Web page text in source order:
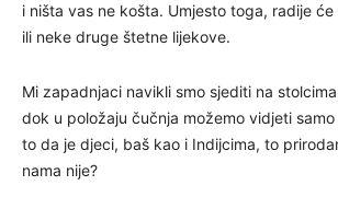
i ništa vas ne košta. Umjesto toga, radije
ili neke druge štetne lijekove.
Mi zapadnjaci navikli smo sjediti na
dok u položaju čučnja možemo vidjeti
to da je djeci, baš kao i Indijcima, to
nama nije?